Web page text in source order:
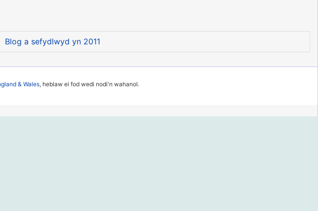
Blog a sefydlwyd yn 2011
& Wales, heblaw ei fod wedi nodi'n wahanol.